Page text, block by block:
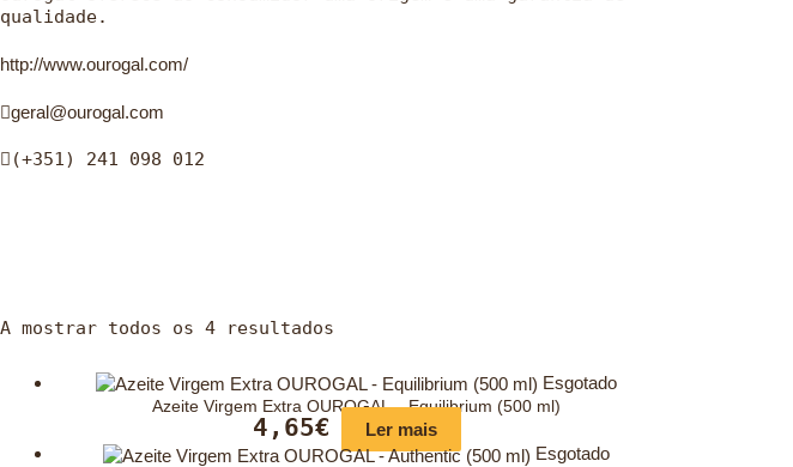
qualidade.
http://www.ourogal.com/
geral@ourogal.com
(+351) 241 098 012
A mostrar todos os 4 resultados
Esgotado
Azeite Virgem Extra OUROGAL – Equilibrium (500 ml)
4,65€
Ler mais
Esgotado